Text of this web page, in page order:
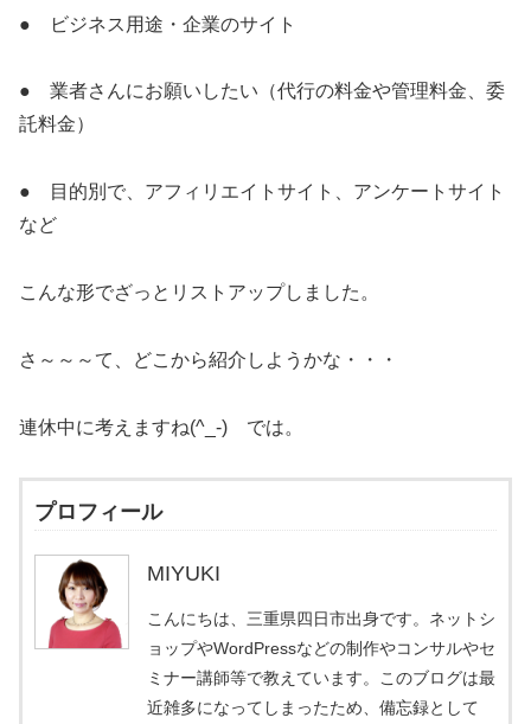
● ビジネス用途・企業のサイト
● 業者さんにお願いしたい（代行の料金や管理料金、委
託料金）
● 目的別で、アフィリエイトサイト、アンケートサイト
など
こんな形でざっとリストアップしました。
さ～～～て、どこから紹介しようかな・・・
連休中に考えますね(^_-) では。
プロフィール
MIYUKI
こんにちは、三重県四日市出身です。ネットシ
ョップやWordPressなどの制作やコンサルやセ
ミナー講師等で教えています。このブログは最
近雑多になってしまったため、備忘録として